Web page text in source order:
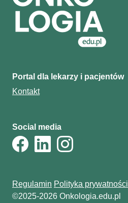
Portal dla lekarzy i pacjentów
Kontakt
Social media
Regulamin Polityka prywatności
©2025-2026 Onkologia.edu.pl